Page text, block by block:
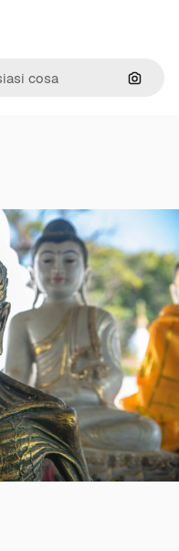
Cerca